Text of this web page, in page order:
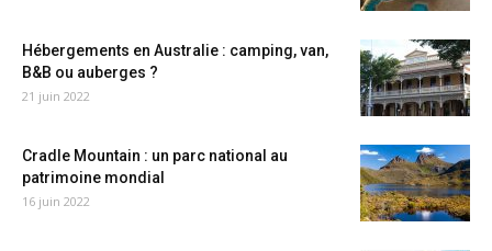
Hébergements en Australie : camping, van,
B&B ou auberges ?
21 juin 2022
Cradle Mountain : un parc national au
patrimoine mondial
16 juin 2022